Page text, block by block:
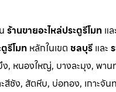
ร้านขายอะไหล่ประตูรีโมท แล
รีโมท หลักในเขต ชลบุรี และ
, หนองใหญ่, บางละมุง, พา
สีชัง, สัตหีบ, บ่อทอง, เกาะจั